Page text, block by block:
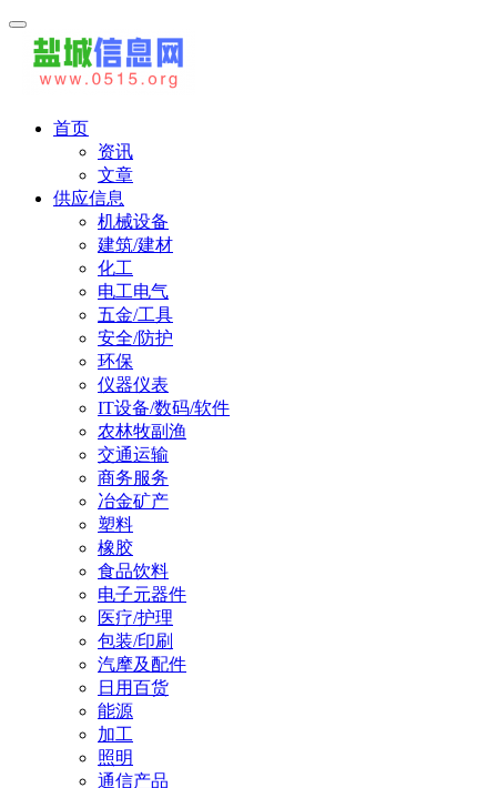
首页
资讯
文章
供应信息
机械设备
建筑/建材
化工
电工电气
五金/工具
安全/防护
环保
仪器仪表
IT设备/数码/软件
农林牧副渔
交通运输
商务服务
冶金矿产
塑料
橡胶
食品饮料
电子元器件
医疗/护理
包装/印刷
汽摩及配件
日用百货
能源
加工
照明
通信产品